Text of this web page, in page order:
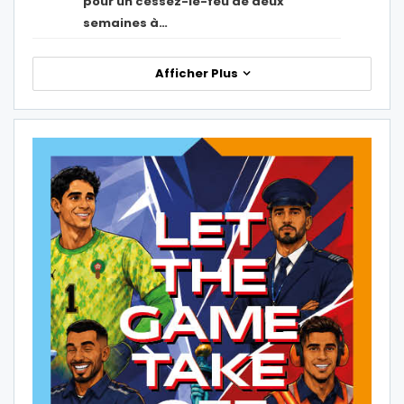
semaines à…
Afficher Plus